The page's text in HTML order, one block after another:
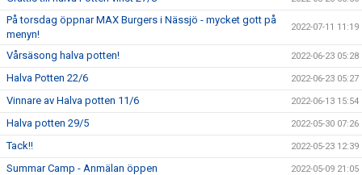
På torsdag öppnar MAX Burgers i Nässjö - mycket gott på
menyn!
2022-07-11 11:19
Vårsäsong halva potten! 2022-06-23 05:28
Halva Potten 22/6 2022-06-23 05:27
Vinnare av Halva potten 11/6 2022-06-13 15:54
Halva potten 29/5 2022-05-30 07:26
Tack!! 2022-05-23 12:39
Summar Camp - Anmälan öppen 2022-05-09 21:05